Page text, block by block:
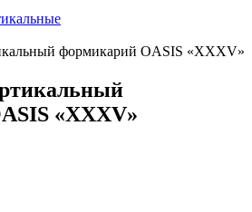
формикарий OASIS «XXXV»
«XXXV»